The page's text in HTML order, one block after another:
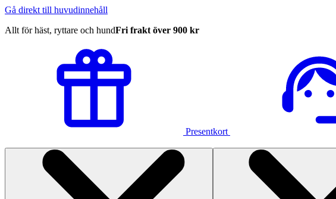
Gå direkt till huvudinnehåll
Allt för häst, ryttare och hundFri frakt över 900 kr
Presentkort